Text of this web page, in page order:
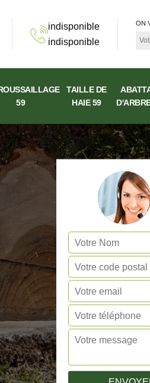
indisponible
indisponible
ON
59
TAILLE DE
HAIE 59